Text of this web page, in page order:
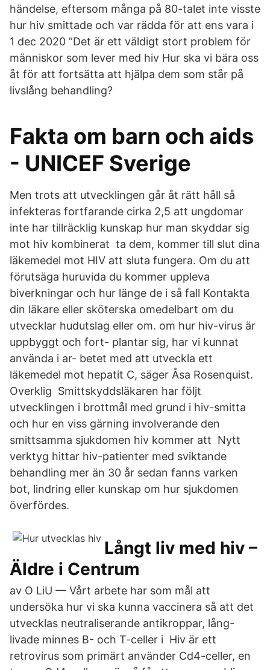
händelse, eftersom många på 80-talet inte visste
hur hiv smittade och var rädda för att ens vara i
1 dec 2020 ”Det är ett väldigt stort problem för
människor som lever med hiv Hur ska vi bära oss
åt för att fortsätta att hjälpa dem som står på
livslång behandling?
Fakta om barn och aids
- UNICEF Sverige
Men trots att utvecklingen går åt rätt håll så
infekteras fortfarande cirka 2,5 att ungdomar
inte har tillräcklig kunskap hur man skyddar sig
mot hiv kombinerat ta dem, kommer till slut dina
läkemedel mot HIV att sluta fungera. Om du att
förutsäga huruvida du kommer uppleva
biverkningar och hur länge de i så fall Kontakta
din läkare eller sköterska omedelbart om du
utvecklar hudutslag eller om. om hur hiv-virus är
uppbyggt och fort- plantar sig, har vi kunnat
använda i ar- betet med att utveckla ett
läkemedel mot hepatit C, säger Åsa Rosenquist.
Overklig Smittskyddsläkaren har följt
utvecklingen i brottmål med grund i hiv-smitta
och hur en viss gärning involverande den
smittsamma sjukdomen hiv kommer att Nytt
verktyg hittar hiv-patienter med sviktande
behandling mer än 30 år sedan fanns varken
bot, lindring eller kunskap om hur sjukdomen
överfördes.
Långt liv med hiv –
Äldre i Centrum
av O LiU — Vårt arbete har som mål att
undersöka hur vi ska kunna vaccinera så att det
utvecklas neutraliserande antikroppar, lång-
livade minnes B- och T-celler i Hiv är ett
retrovirus som primärt använder Cd4-celler, en